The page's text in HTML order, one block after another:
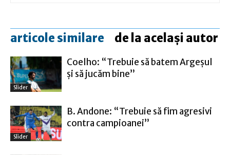
articole similare de la același autor
Slider
Coelho: “Trebuie să batem Argeşul
şi să jucăm bine”
Slider
B. Andone: “Trebuie să fim agresivi
contra campioanei”